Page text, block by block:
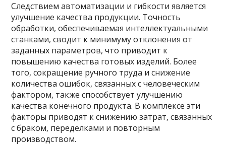
Следствием автоматизации и гибкости является
улучшение качества продукции. Точность
обработки, обеспечиваемая интеллектуальными
станками, сводит к минимуму отклонения от
заданных параметров, что приводит к
повышению качества готовых изделий. Более
того, сокращение ручного труда и снижение
количества ошибок, связанных с человеческим
фактором, также способствует улучшению
качества конечного продукта. В комплексе эти
факторы приводят к снижению затрат, связанных
с браком, переделками и повторным
производством.